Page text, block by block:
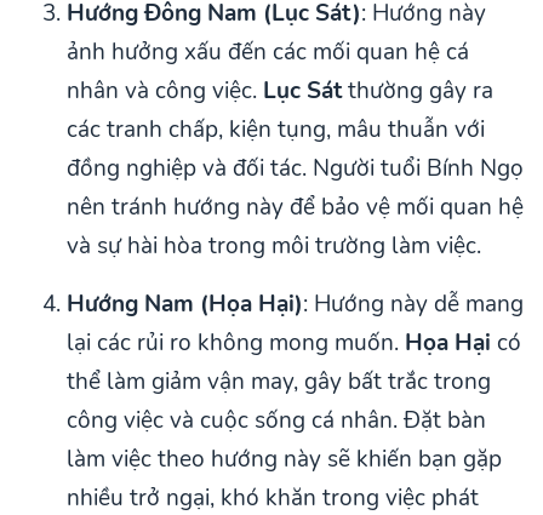
Hướng Đông Nam (Lục Sát): Hướng này
ảnh hưởng xấu đến các mối quan hệ cá
nhân và công việc. Lục Sátthường gây ra
các tranh chấp, kiện tụng, mâu thuẫn với
đồng nghiệp và đối tác. Người tuổi Bính Ngọ
nên tránh hướng này để bảo vệ mối quan hệ
và sự hài hòa trong môi trường làm việc.
Hướng Nam (Họa Hại): Hướng này dễ mang
lại các rủi ro không mong muốn. Họa Hại có
thể làm giảm vận may, gây bất trắc trong
công việc và cuộc sống cá nhân. Đặt bàn
làm việc theo hướng này sẽ khiến bạn gặp
nhiều trở ngại, khó khăn trong việc phát